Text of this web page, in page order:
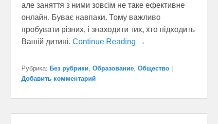
але заняття з ними зовсім не таке ефективне
онлайн. Буває навпаки. Тому важливо
пробувати різних, і знаходити тих, хто підходить
Вашій дитині. Continue Reading →
Рубрика: Без рубрики Образование, Общество
Добавить комментарий